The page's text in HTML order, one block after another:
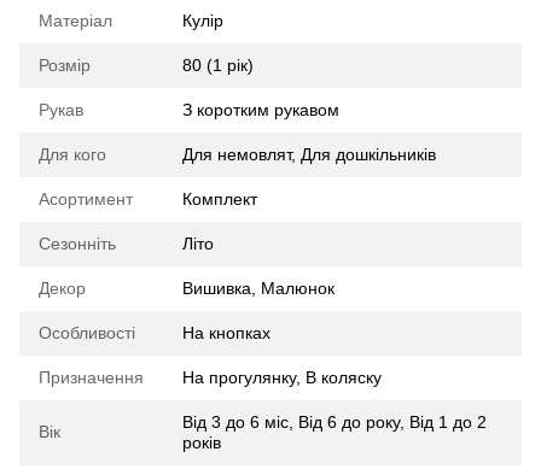
Матеріал Кулір
Розмір 80 (1 рік)
Рукав З коротким рукавом
Для кого Для немовлят, Для дошкільників
Асортимент Комплект
Сезонніть Літо
Декор Вишивка Малюнок
Особливості На кнопках
Призначення На прогулянку, В коляску
Вік Від 3 до 6 міс Від 6 до року, Від 1 до 2
років